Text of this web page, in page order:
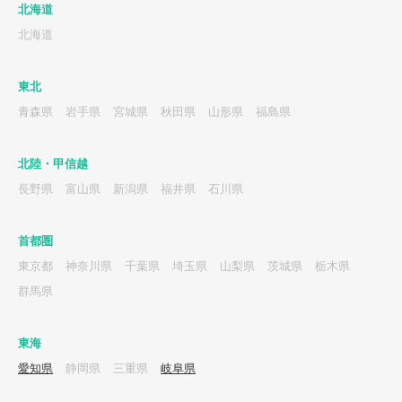
北海道
北海道
東北
青森県
岩手県 宮城県 秋田県 山形県 福島県
北陸・甲信越
長野県
富山県 新潟県 福井県 石川県
首都圏
東京都
神奈川県 千葉県 埼玉県 山梨県 茨城県
栃木県
群馬県
東海
愛知県
静岡県 三重県 岐阜県